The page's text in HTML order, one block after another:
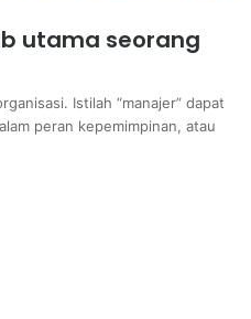
utama seorang
Istilah “manajer” dapat
peran kepemimpinan, atau